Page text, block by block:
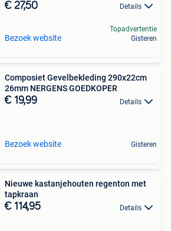
€ 27,50 Details
Bezoek website
Topadvertentie
Gisteren
Composiet Gevelbekleding 290x22cm
26mm NERGENS GOEDKOPER
€ 19,99 Details
Bezoek website Gisteren
Nieuwe kastanjehouten regenton met
tapkraan
€ 114,95 Details